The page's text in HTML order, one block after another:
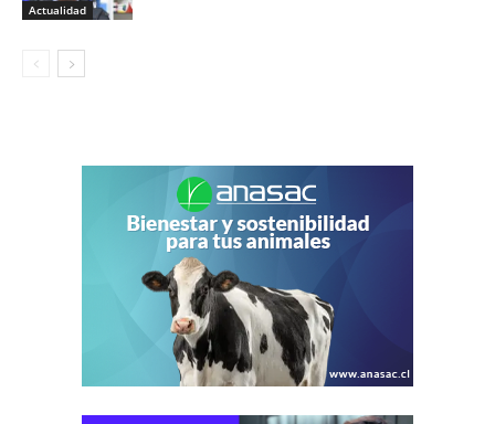
Actualidad